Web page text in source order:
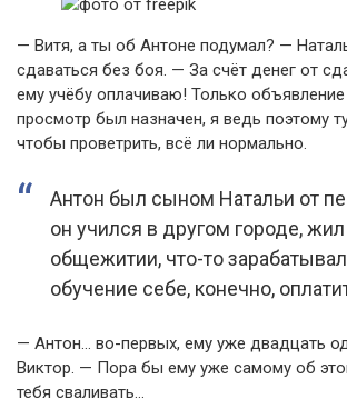
— Витя, а ты об Антоне подумал? —
сдаваться без боя. — За счёт денег от
ему учёбу оплачиваю! Только
просмотр был назначен, я ведь поэтому
чтобы проветрить, всё ли нормально.
Антон был сыном Натальи от
он учился в другом городе, жил
общежитии, что-то
обучение себе, конечно,
— Антон… во-первых, ему уже двадцать
Виктор. — Пора бы ему уже самому об
тебя сваливать…